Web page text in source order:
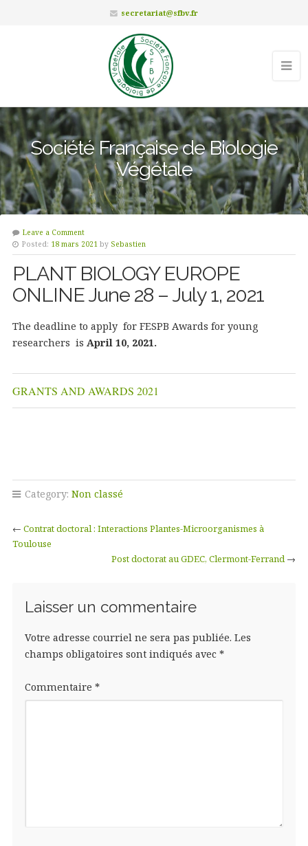
secretariat@sfbv.fr
Société Française de Biologie
Végétale
Leave a Comment
Posted: 18 mars 2021 by Sebastien
PLANT BIOLOGY EUROPE
ONLINE June 28 – July 1, 2021
The deadline to apply for FESPB Awards for young
researchers is April 10, 2021.
GRANTS AND AWARDS 2021
Category: Non classé
← Contrat doctoral : Interactions Plantes-Microorganismes à
Toulouse
Post doctorat au GDEC, Clermont-Ferrand→
Laisser un commentaire
Votre adresse courriel ne sera pas publiée. Les
champs obligatoires sont indiqués avec *
Commentaire *